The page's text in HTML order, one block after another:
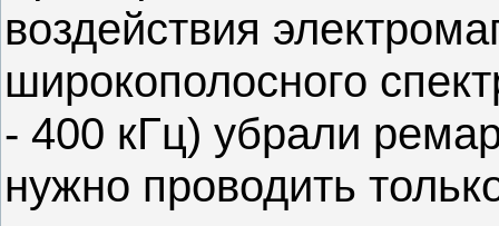
воздействия
широкополосного
- 400 кГц) убрали
нужно проводить